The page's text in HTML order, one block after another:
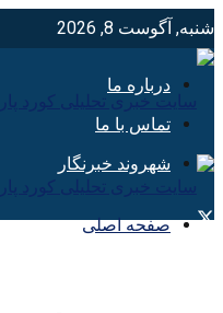
شنبه, آگوست 8, 2026
درباره ما
تماس با ما
شهروند خبرنگار
صفحه اصلی